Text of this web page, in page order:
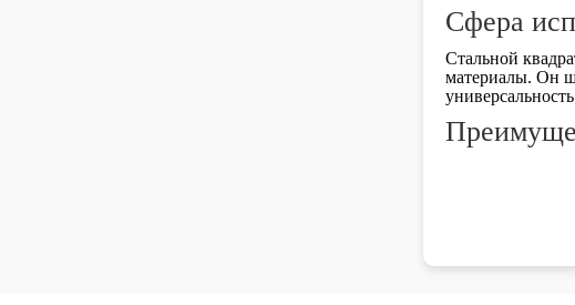
Сфера
Стальной
материалы. Он
Широкий
Используется